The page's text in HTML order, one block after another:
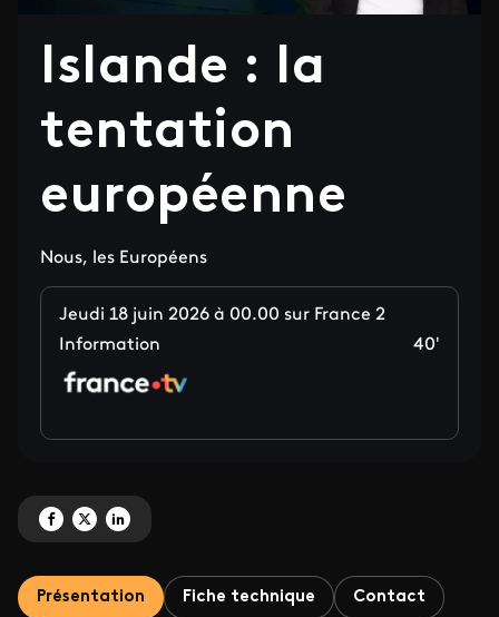
Islande : la
tentation
européenne
Nous, les Européens
Jeudi 18 juin 2026 à 00.00 sur France 2
Information
40'
Partagez 'Islande : la tentation européenne' sur Facebook
Partagez 'Islande : la tentation européenne' sur X
Partagez 'Islande : la tentation européenne' sur LinkedIn
Présentation Fiche technique Contact